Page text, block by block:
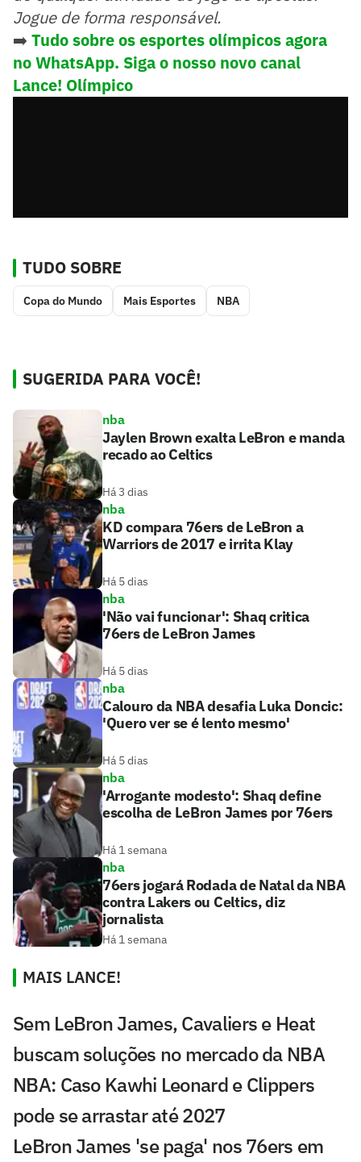
Jogue de forma responsável.
➡️ Tudo sobre os esportes olímpicos agora
no WhatsApp. Siga o nosso novo canal
Lance! Olímpico
TUDO SOBRE
Copa do Mundo Mais Esportes NBA
SUGERIDA PARA VOCÊ!
nba
Jaylen Brown exalta LeBron e manda
recado ao Celtics
Há 3 dias
nba
KD compara 76ers de LeBron a
Warriors de 2017 e irrita Klay
Há 5 dias
nba
'Não vai funcionar': Shaq critica
76ers de LeBron James
Há 5 dias
nba
Calouro da NBA desafia Luka Doncic:
'Quero ver se é lento mesmo'
Há 5 dias
nba
'Arrogante modesto': Shaq define
escolha de LeBron James por 76ers
Há 1 semana
nba
76ers jogará Rodada de Natal da NBA
contra Lakers ou Celtics, diz
jornalista
Há 1 semana
MAIS LANCE!
Sem LeBron James, Cavaliers e Heat
buscam soluções no mercado da NBA
NBA: Caso Kawhi Leonard e Clippers
pode se arrastar até 2027
LeBron James 'se paga' nos 76ers em